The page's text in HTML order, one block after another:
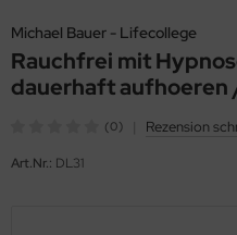
Michael Bauer - Lifecollege
Rauchfrei mit
dauerhaft aufhoeren
(0) Rezension
Art.Nr.: DL31